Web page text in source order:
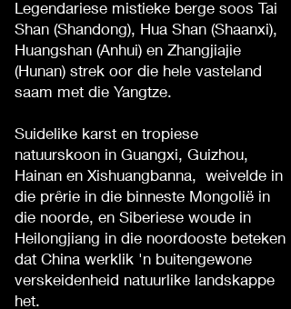
Legendariese mistieke berge soos Tai
Shan (Shandong), Hua Shan (Shaanxi),
Huangshan (Anhui) en Zhangjiajie
(Hunan) strek oor die hele vasteland
saam met die Yangtze.
Suidelike karst en tropiese
natuurskoon in Guangxi, Guizhou,
Hainan en Xishuangbanna, weivelde in
die prêrie in die binneste Mongolië in
die noorde, en Siberiese woude in
Heilongjiang in die noordooste beteken
dat China werklik 'n buitengewone
verskeidenheid natuurlike landskappe
het.